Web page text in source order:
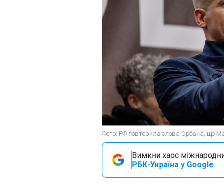
Фото: РФ повторила слова Орбана, що
Вимкни хаос
РБК-Україна у Google